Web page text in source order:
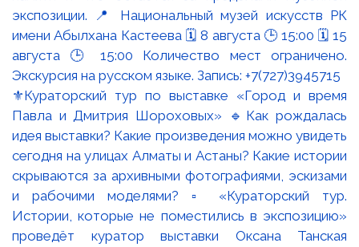
⚜️Кураторский тур по выставке «Город и время
Павла и Дмитрия Шороховых» 🔹Как рождалась
идея выставки? Какие произведения можно увидеть
сегодня на улицах Алматы и Астаны? Какие истории
скрываются за архивными фотографиями, эскизами
и рабочими моделями? ▫️ «Кураторский тур.
Истории, которые не поместились в экспозицию»
проведёт куратор выставки Оксана Танская